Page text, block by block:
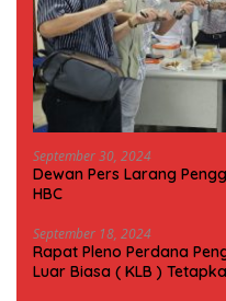
September 30, 2024
Dewan Pers Larang
HBC
September 18, 2024
Rapat Pleno Perdana
Luar Biasa ( KLB )